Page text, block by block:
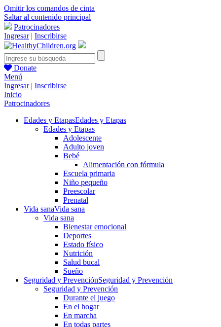
Omitir los comandos de cinta
Saltar al contenido principal
Patrocinadores
Ingresar| Inscribirse
Donate
Menú
Ingresar| Inscribirse
Inicio
Patrocinadores
Edades y EtapasEdades y Etapas
Edades y Etapas
Adolescente
Adulto joven
Bebé
Alimentación con fórmula
Escuela primaria
Niño pequeño
Preescolar
Prenatal
Vida sanaVida sana
Vida sana
Bienestar emocional
Deportes
Estado físico
Nutrición
Salud bucal
Sueño
Seguridad y PrevenciónSeguridad y Prevención
Seguridad y Prevención
Durante el juego
En el hogar
En marcha
En todas partes